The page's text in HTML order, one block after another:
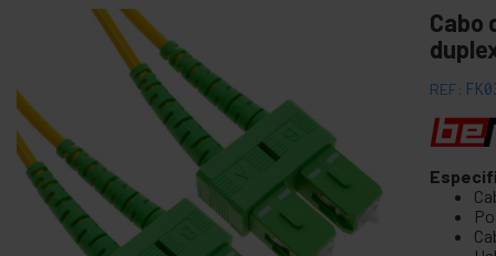
ATA IDE adaptador e acessórios
Adaptador Bluetooth e acessórios
Porta paralela
Interface serial
BCC cabo
+
Cabo e adaptador MIDI
+
Cabos e acessórios USB
+
Cabos CISCO
+
Cabo
REF: